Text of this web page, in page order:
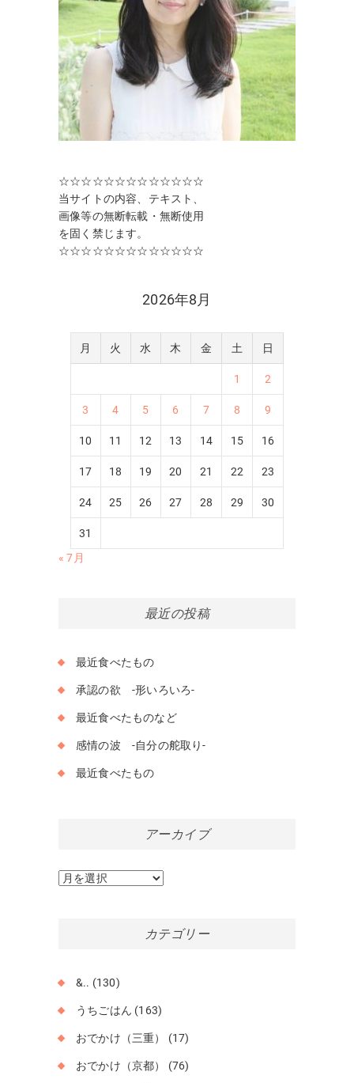
☆☆☆☆☆☆☆☆☆☆☆☆☆
当サイトの内容、テキスト、
画像等の無断転載・無断使用
を固く禁じます。
☆☆☆☆☆☆☆☆☆☆☆☆☆
2026年8月
月 火 水 木 金 土 日
1 2
3 4 5 6 7 8 9
10 11 12 13 14 15 16
17 18 19 20 21 22 23
24 25 26 27 28 29 30
31
« 7月
最近の投稿
最近食べたもの
承認の欲 -形いろいろ-
最近食べたものなど
感情の波 -自分の舵取り-
最近食べたもの
アーカイブ
ア
カテゴリー
&.. (130)
うちごはん (163)
おでかけ（三重） (17)
おでかけ（京都） (76)